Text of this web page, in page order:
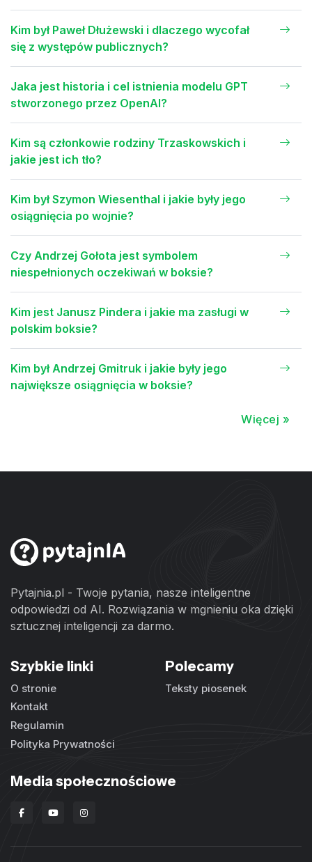
Kim był Paweł Dłużewski i dlaczego wycofał
się z występów publicznych?
Jaka jest historia i cel istnienia modelu GPT
stworzonego przez OpenAI?
Kim są członkowie rodziny Trzaskowskich i
jakie jest ich tło?
Kim był Szymon Wiesenthal i jakie były jego
osiągnięcia po wojnie?
Czy Andrzej Gołota jest symbolem
niespełnionych oczekiwań w boksie?
Kim jest Janusz Pindera i jakie ma zasługi w
polskim boksie?
Kim był Andrzej Gmitruk i jakie były jego
największe osiągnięcia w boksie?
Więcej »
Pytajnia.pl - Twoje pytania, nasze inteligentne
odpowiedzi od AI. Rozwiązania w mgnieniu oka dzięki
sztucznej inteligencji za darmo.
Szybkie linki
O stronie
Kontakt
Regulamin
Polityka Prywatności
Polecamy
Teksty piosenek
Media społecznościowe